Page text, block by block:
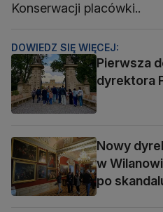
Konserwacji placówki..
DOWIEDZ SIĘ WIĘCEJ:
Pierwsza
dyrektora
Nowy
w
po